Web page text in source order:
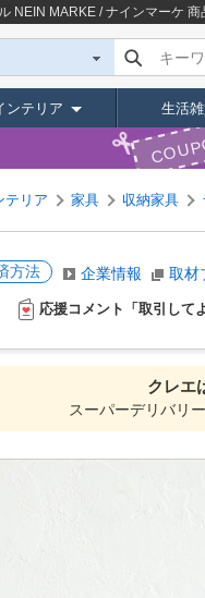
NEIN MARKE / ナインマーケ 商
キー
ンテリア 生活
テリア 家具 収納家具
方法 企業情報 取材
応援コメント「取引して
クレエ
スーパーデリバリ